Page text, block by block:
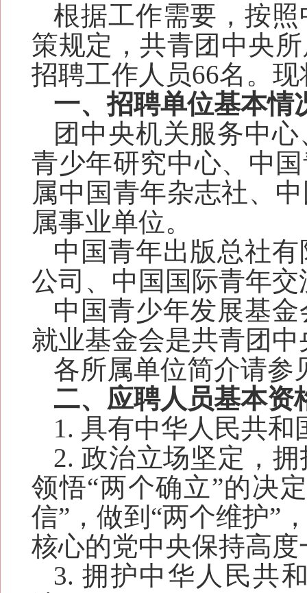
根据工作需要，按
策规定，共青团中央
招聘工作人员66名。
一、招聘单位基本情
团中央机关服务中心
青少年研究中心、中
属中国青年杂志社、
属事业单位。
中国青年出版总社
公司 、中国国际青年
中国青少年发展基
就业基金会是共青团
各所属单位简介请参
二、应聘人员基本资
1. 具有中华人民共和
2. 政治立场坚定，
领悟“两个确立”的决
信”，做到“两个维护”
核心的党中央保持高度
3. 拥护中华人民共